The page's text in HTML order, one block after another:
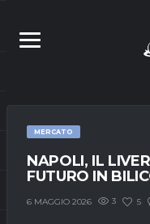
MERCATO
NAPOLI, IL
FUTURO IN
6 MAGGIO 2026 3 5